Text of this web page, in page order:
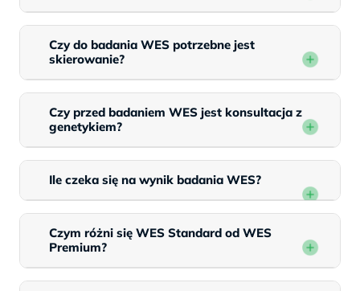
Czy do badania WES potrzebne jest
skierowanie?
Czy przed badaniem WES jest konsultacja z
genetykiem?
Ile czeka się na wynik badania WES?
Czym różni się WES Standard od WES
Premium?